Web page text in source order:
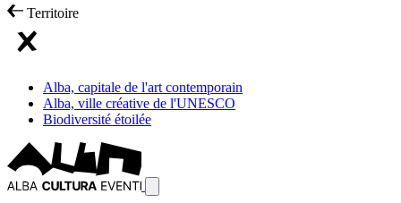
Territoire
Alba, capitale de l'art contemporain
Alba, ville créative de l'UNESCO
Biodiversité étoilée